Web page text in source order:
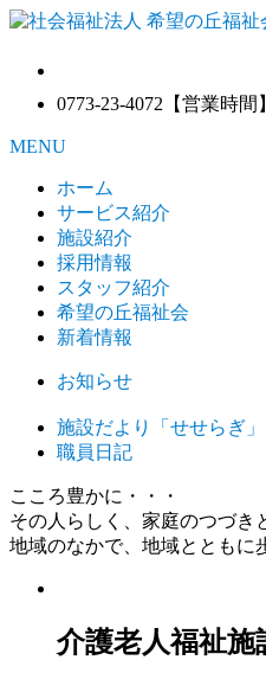
0773-23-4072 【営業時間
MENU
ホーム
サービス紹介
施設紹介
採用情報
スタッフ紹介
希望の丘福祉会
新着情報
お知らせ
施設だより「せせらぎ」
職員日記
こころ豊かに・・・
その人らしく、家庭のつづき
地域のなかで、地域とともに
介護老人福祉施